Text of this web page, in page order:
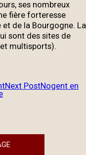
ses nombreux
fière forteresse
de la Bourgogne. La
sont des sites de
multisports).
Next PostNogent en